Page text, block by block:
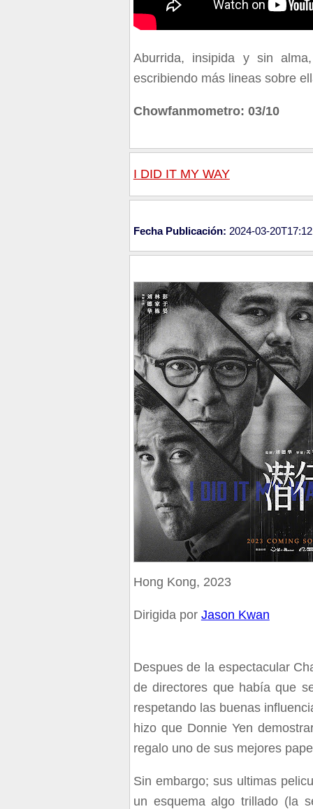
Aburrida, insipida y sin
escribiendo más lineas sobre
Chowfanmometro: 03/10
I DID IT MY WAY
Fecha Publicación: 2024-03-
Hong Kong, 2023
Dirigida por Jason Kwan
Despues de la espectacular
de directores que había que
respetando las buenas
hizo que Donnie Yen
regalo uno de sus mejores
Sin embargo; sus ultimas
un esquema algo trillado (la